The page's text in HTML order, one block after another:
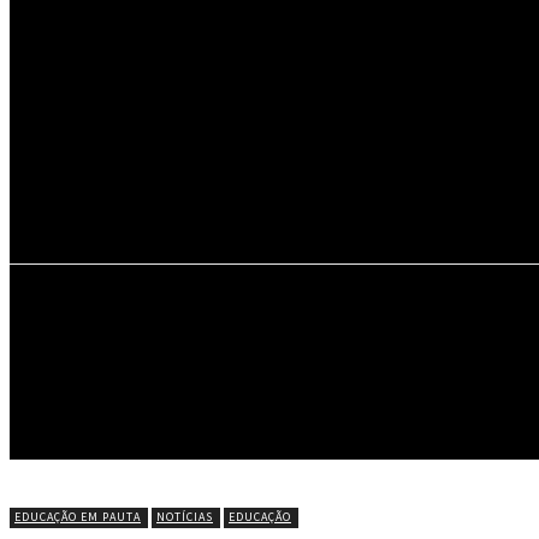
EDUCAÇÃO EM PAUTA NOTÍCIAS EDUCAÇÃO